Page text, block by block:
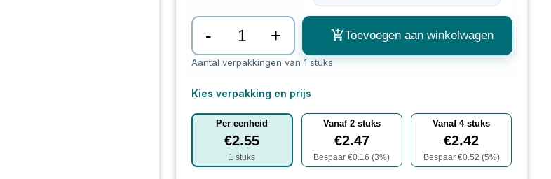
- + Toevoegen aan winkelwagen
Aantal verpakkingen van 1 stuks
Kies verpakking en prijs
Per eenheid
€2.55
1 stuks
Vanaf 2stuks
€2.47
Bespaar €0.16 (3%)
Vanaf4stuks
€2.42
Bespaar €0.52 (5%)